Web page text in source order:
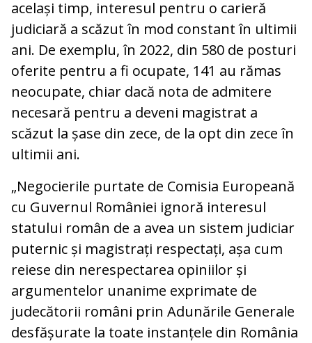
același timp, interesul pentru o carieră
judiciară a scăzut în mod constant în ultimii
ani. De exemplu, în 2022, din 580 de posturi
oferite pentru a fi ocupate, 141 au rămas
neocupate, chiar dacă nota de admitere
necesară pentru a deveni magistrat a
scăzut la șase din zece, de la opt din zece în
ultimii ani.
„Negocierile purtate de Comisia Europeană
cu Guvernul României ignoră interesul
statului român de a avea un sistem judiciar
puternic și magistrați respectați, așa cum
reiese din nerespectarea opiniilor și
argumentelor unanime exprimate de
judecătorii români prin Adunările Generale
desfășurate la toate instanțele din România